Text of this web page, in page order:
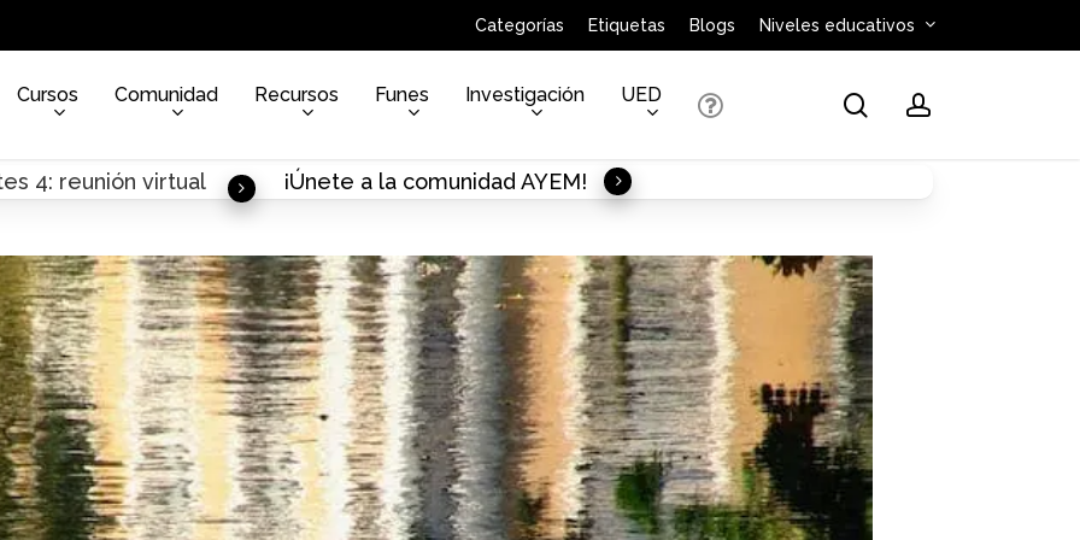
Categorías Etiquetas Blogs Niveles educativos
Cursos Comunidad Recursos Funes Investigación UED searchaccount
4: reunión virtual ¡Únete a la comunidad AYEM!